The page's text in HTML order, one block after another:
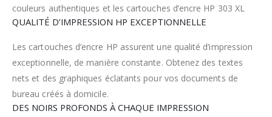
couleurs authentiques et les cartouches d’encre HP 303 XL
QUALITÉ D’IMPRESSION HP EXCEPTIONNELLE
Les cartouches d’encre HP assurent une qualité d’impression
exceptionnelle, de manière constante. Obtenez des textes
nets et des graphiques éclatants pour vos documents de
bureau créés à domicile.
DES NOIRS PROFONDS À CHAQUE IMPRESSION